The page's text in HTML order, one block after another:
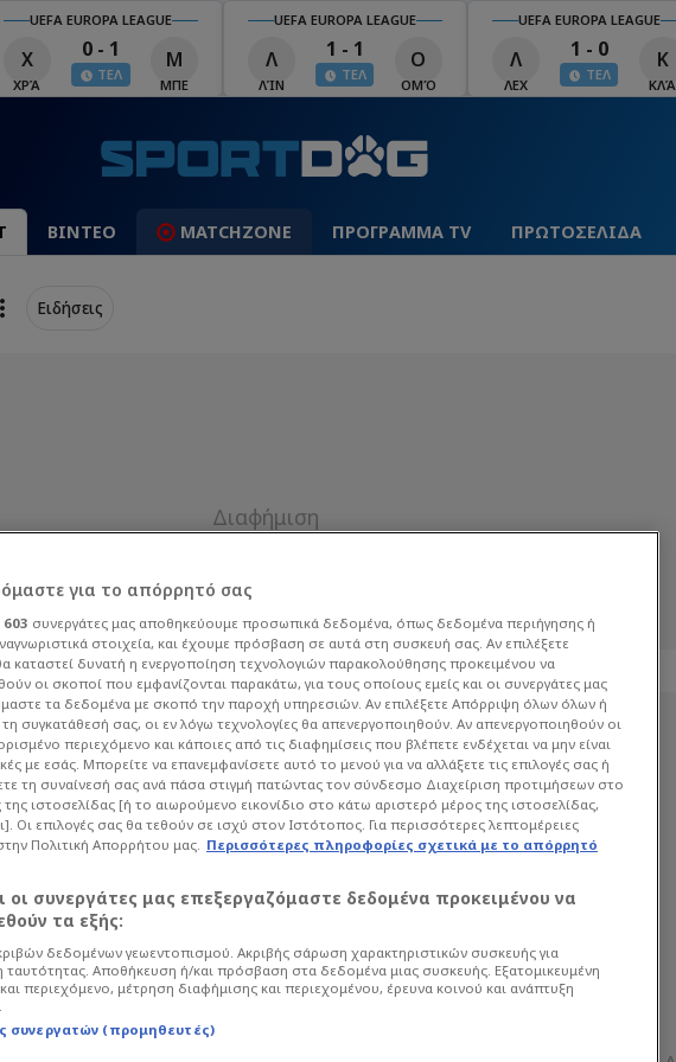
UEFA EUROPA LEAGUE
Χ
ΧΡΆ
0 - 1
ΤΕΛ
Μ
ΜΠΕ
UEFA EUROPA LEAGUE
Λ
ΛΊΝ
1 - 1
ΤΕΛ
Ο
ΟΜΌ
UEFA EUROPA LEAGUE
Λ
ΛΕΧ
1 - 0
ΤΕΛ
Κ
ΚΛΆ
ΒΙΝΤΕΟ MATCHZONE ΠΡΟΓΡΑΜΜΑ TV ΠΡΩΤΟΣΕΛΙΔΑ
Ειδήσεις
Το ΦΩΣ για
της ΑΕΚ (ΦΩΤΟ)
Μπάσκετ Basketball Champions League
για την... αυτοχειρία της
Ρίτας Βίλνιους.
για το απόρρητό σας
603 συνεργάτες μας αποθηκεύουμε προσωπικά δεδομένα, όπως δεδομένα περιήγησης ή
στοιχεία, και έχουμε πρόσβαση σε αυτά στη συσκευή σας. Αν επιλέξετε
καταστεί δυνατή η ενεργοποίηση τεχνολογιών παρακολούθησης προκειμένου να
οι σκοποί που εμφανίζονται παρακάτω, για τους οποίους εμείς και οι συνεργάτες μας
τα δεδομένα με σκοπό την παροχή υπηρεσιών. Αν επιλέξετε Απόρριψη όλων όλων ή
συγκατάθεσή σας, οι εν λόγω τεχνολογίες θα απενεργοποιηθούν. Αν απενεργοποιηθούν οι
περιεχόμενο και κάποιες από τις διαφημίσεις που βλέπετε ενδέχεται να μην είναι
με εσάς. Μπορείτε να επανεμφανίσετε αυτό το μενού για να αλλάξετε τις επιλογές σας ή
τη συναίνεσή σας ανά πάσα στιγμή πατώντας τον σύνδεσμο Διαχείριση προτιμήσεων στο
ιστοσελίδας [ή το αιωρούμενο εικονίδιο στο κάτω αριστερό μέρος της ιστοσελίδας,
Οι επιλογές σας θα τεθούν σε ισχύ στον Ιστότοπος. Για περισσότερες λεπτομέρειες
Πολιτική Απορρήτου μας. Περισσότερες πληροφορίες σχετικά με το απόρρητό
οι συνεργάτες μας επεξεργαζόμαστε δεδομένα προκειμένου να
τα εξής:
δεδομένων γεωεντοπισμού. Ακριβής σάρωση χαρακτηριστικών συσκευής για
ταυτότητας. Αποθήκευση ή/και πρόσβαση στα δεδομένα μιας συσκευής. Εξατομικευμένη
περιεχόμενο, μέτρηση διαφήμισης και περιεχομένου, έρευνα κοινού και ανάπτυξη
συνεργατών (προμηθευτές)